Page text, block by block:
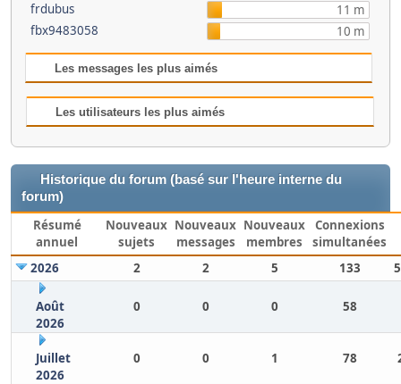
frdubus
11 m
fbx9483058
10 m
Les messages les plus aimés
Les utilisateurs les plus aimés
Historique du forum (basé sur l'heure interne du
forum)
Résumé
annuel
Nouveaux
sujets
Nouveaux
messages
Nouveaux
membres
Connexions
simultanées
2026
2 2 5 133
Août
2026
0 0 0 58
Juillet
2026
0 0 1 78